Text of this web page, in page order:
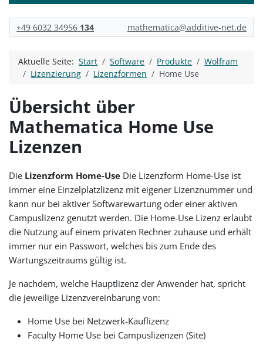
+49 6032 34956 134 mathematica@additive-net.de
Aktuelle Seite:Start Software Produkte
Wolfram
Lizenzierung
Lizenzformen Home Use
Übersicht über
Mathematica Home Use
Lizenzen
Die Lizenzform Home-Use Die Lizenzform Home-Use ist
immer eine Einzelplatzlizenz mit eigener Lizenznummer und
kann nur bei aktiver Softwarewartung oder einer aktiven
Campuslizenz genutzt werden. Die Home-Use Lizenz erlaubt
die Nutzung auf einem privaten Rechner zuhause und erhält
immer nur ein Passwort, welches bis zum Ende des
Wartungszeitraums gültig ist.
Je nachdem, welche Hauptlizenz der Anwender hat, spricht
die jeweilige Lizenzvereinbarung von:
Home Use bei Netzwerk-Kauflizenz
Faculty Home Use bei Campuslizenzen (Site)